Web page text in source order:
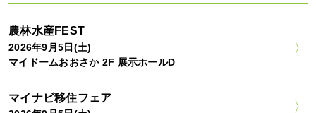
農林水産FEST
2026年9月5日(土)
マイドームおおさか 2F 展示ホールD
マイナビ移住フェア